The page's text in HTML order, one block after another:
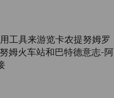
工具来游览卡农提努姆罗
姆火车站和巴特德意志-阿